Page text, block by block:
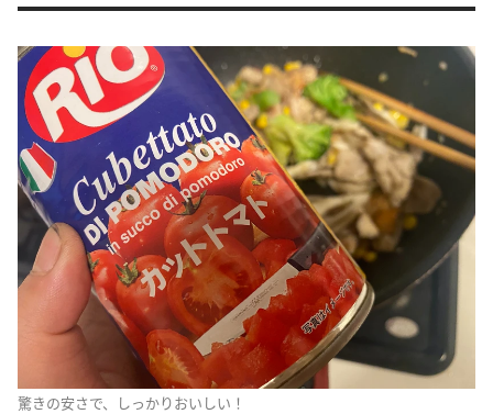
驚きの安さで、しっかりおいしい！